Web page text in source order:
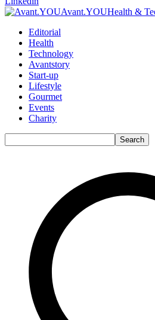
Avant.YOUHealth &
Editorial
Health
Technology
Avantstory
Start-up
Lifestyle
Gourmet
Events
Charity
Search